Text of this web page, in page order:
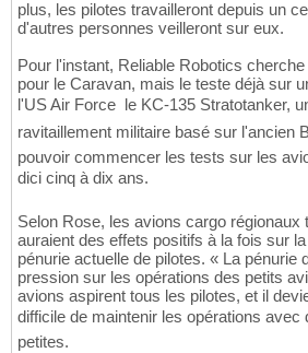
plus, les pilotes travailleront depuis un
d'autres personnes veilleront sur eux.
Pour l'instant, Reliable Robotics
pour le Caravan, mais le teste déjà sur
l'US Air Force  le KC-135 Stratotanker,
ravitaillement militaire basé sur l'ancien
pouvoir commencer les tests sur les
dici cinq à dix ans.
Selon Rose, les avions cargo régionaux
auraient des effets positifs à la fois sur
pénurie actuelle de pilotes. « La pénurie
pression sur les opérations des petits
avions aspirent tous les pilotes, et il
difficile de maintenir les opérations avec
petites.